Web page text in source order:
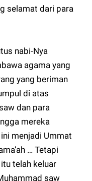
selamat dari para
nabi-Nya
agama yang
yang beriman
di atas
dan para
mereka
menjadi Ummat
… Tetapi
telah keluar
saw